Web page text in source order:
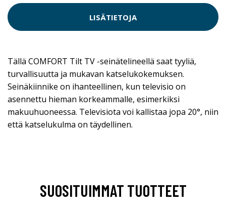
LISÄTIETOJA
Tällä COMFORT Tilt TV -seinätelineellä saat tyyliä,
turvallisuutta ja mukavan katselukokemuksen.
Seinäkiinnike on ihanteellinen, kun televisio on
asennettu hieman korkeammalle, esimerkiksi
makuuhuoneessa. Televisiota voi kallistaa jopa 20°, niin
että katselukulma on täydellinen.
SUOSITUIMMAT TUOTTEET